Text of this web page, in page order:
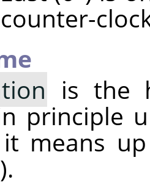
is the
principle
means